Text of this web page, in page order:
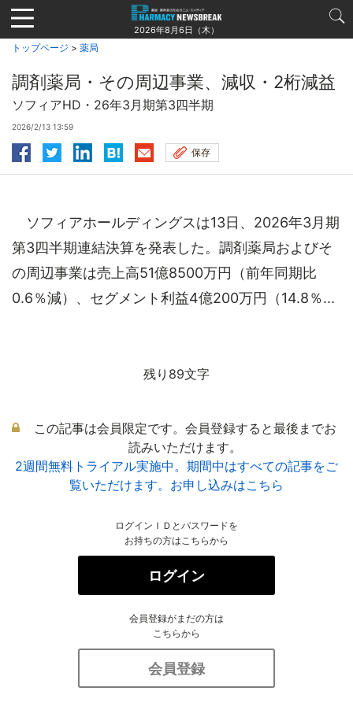
Jump
to
navigation
2026年8月6日（木）
トップページ > 薬局
調剤薬局・その周辺事業、減収・2桁減益
ソフィアHD・26年3月期第3四半期
2026/2/13 13:59
保存
ソフィアホールディングスは13日、2026年3月期
第3四半期連結決算を発表した。調剤薬局およびそ
の周辺事業は売上高51億8500万円（前年同期比
0.6％減）、セグメント利益4億200万円（14.8％...
残り89文字
この記事は会員限定です。会員登録すると最後までお
読みいただけます。
2週間無料トライアル実施中。期間中はすべての記事をご
覧いただけます。お申し込みはこちら
ログインＩＤとパスワードを
お持ちの方はこちらから
ログイン
会員登録がまだの方は
こちらから
会員登録